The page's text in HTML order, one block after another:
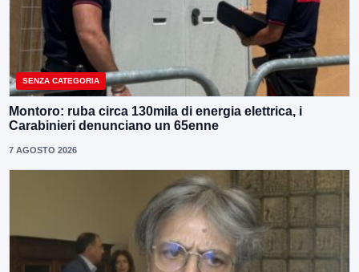
SENZA CATEGORIA
Montoro: ruba circa 130mila di energia elettrica, i
Carabinieri denunciano un 65enne
7 AGOSTO 2026